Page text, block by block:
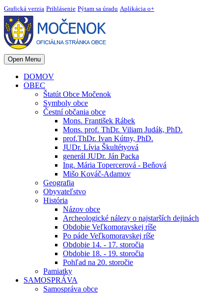
Grafická verzia Prihlásenie Pýtam sa úradu Aplikácia o+
Open Menu
DOMOV
OBEC
Štatút Obce Močenok
Symboly obce
Čestní občania obce
Mons. František Rábek
Mons. prof. ThDr. Viliam Judák, PhD.
prof.ThDr. Ivan Kútny, PhD.
JUDr. Lívia Škultétyová
generál JUDr. Ján Packa
Ing. Mária Topercerová - Beňová
Mišo Kováč-Adamov
Geografia
Obyvateľstvo
História
Názov obce
Archeologické nálezy o najstarších dejinách
Obdobie Veľkomoravskej ríše
Po páde Veľkomoravskej ríše
Obdobie 14. - 17. storočia
Obdobie 18. - 19. storočia
Pohľad na 20. storočie
Pamiatky
SAMOSPRÁVA
Samospráva obce